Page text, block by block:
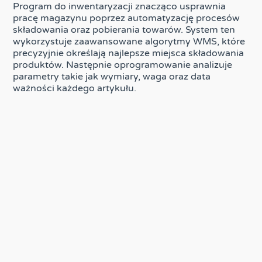
Program do inwentaryzacji znacząco usprawnia
pracę magazynu poprzez automatyzację procesów
składowania oraz pobierania towarów. System ten
wykorzystuje zaawansowane algorytmy WMS, które
precyzyjnie określają najlepsze miejsca składowania
produktów. Następnie oprogramowanie analizuje
parametry takie jak wymiary, waga oraz data
ważności każdego artykułu.